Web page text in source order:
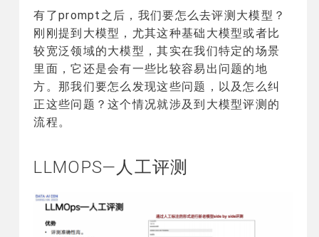
有了prompt之后，我们要怎么去评测大模型？
刚刚提到大模型，尤其这种基础大模型或者比
较宽泛领域的大模型，其实在我们特定的场景
里面，它还是会有一些比较容易出问题的地
方。那我们要怎么发现这些问题，以及怎么纠
正这些问题？这个情况就涉及到大模型评测的
流程。
LLMOPS—人工评测